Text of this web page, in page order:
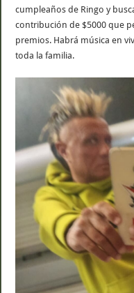
cumpleaños de Ringo y
contribución de $5000 que
premios. Habrá música en
toda la familia.